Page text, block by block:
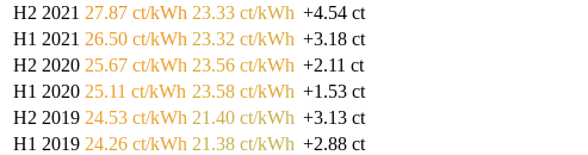
H2 2021 27.87 ct/kWh 23.33 ct/kWh +4.54 ct
H1 2021 26.50 ct/kWh 23.32 ct/kWh +3.18 ct
H2 2020 25.67 ct/kWh 23.56 ct/kWh +2.11 ct
H1 2020 25.11 ct/kWh 23.58 ct/kWh +1.53 ct
H2 2019 24.53 ct/kWh 21.40 ct/kWh +3.13 ct
H1 2019 24.26 ct/kWh 21.38 ct/kWh +2.88 ct